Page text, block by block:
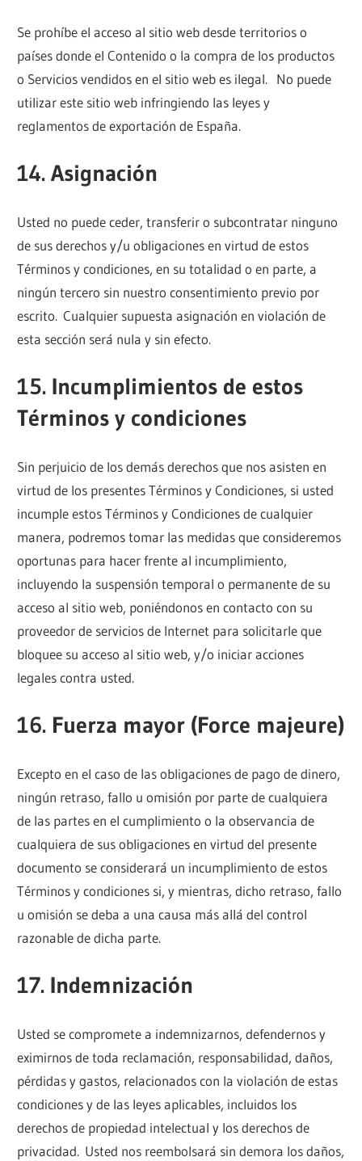
Se prohíbe el acceso al sitio web desde territorios o
países donde el Contenido o la compra de los productos
o Servicios vendidos en el sitio web es ilegal. No puede
utilizar este sitio web infringiendo las leyes y
reglamentos de exportación de España.
14. Asignación
Usted no puede ceder, transferir o subcontratar ninguno
de sus derechos y/u obligaciones en virtud de estos
Términos y condiciones, en su totalidad o en parte, a
ningún tercero sin nuestro consentimiento previo por
escrito. Cualquier supuesta asignación en violación de
esta sección será nula y sin efecto.
15. Incumplimientos de estos
Términos y condiciones
Sin perjuicio de los demás derechos que nos asisten en
virtud de los presentes Términos y Condiciones, si usted
incumple estos Términos y Condiciones de cualquier
manera, podremos tomar las medidas que consideremos
oportunas para hacer frente al incumplimiento,
incluyendo la suspensión temporal o permanente de su
acceso al sitio web, poniéndonos en contacto con su
proveedor de servicios de Internet para solicitarle que
bloquee su acceso al sitio web, y/o iniciar acciones
legales contra usted.
16. Fuerza mayor (Force majeure)
Excepto en el caso de las obligaciones de pago de dinero,
ningún retraso, fallo u omisión por parte de cualquiera
de las partes en el cumplimiento o la observancia de
cualquiera de sus obligaciones en virtud del presente
documento se considerará un incumplimiento de estos
Términos y condiciones si, y mientras, dicho retraso, fallo
u omisión se deba a una causa más allá del control
razonable de dicha parte.
17. Indemnización
Usted se compromete a indemnizarnos, defendernos y
eximirnos de toda reclamación, responsabilidad, daños,
pérdidas y gastos, relacionados con la violación de estas
condiciones y de las leyes aplicables, incluidos los
derechos de propiedad intelectual y los derechos de
privacidad. Usted nos reembolsará sin demora los daños,